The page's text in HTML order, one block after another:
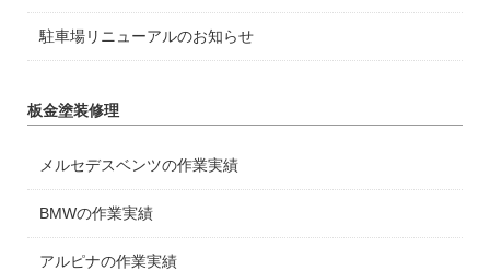
駐車場リニューアルのお知らせ
板金塗装修理
メルセデスベンツの作業実績
BMWの作業実績
アルピナの作業実績